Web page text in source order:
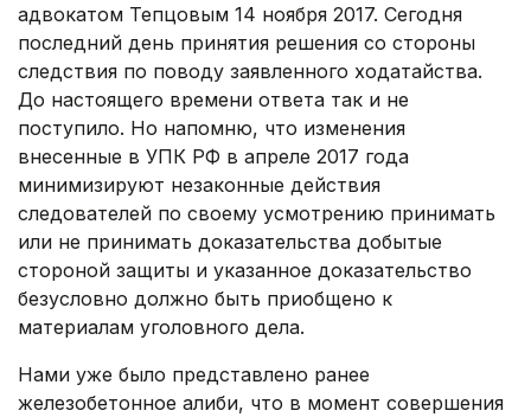
адвокатом Тепцовым 14 ноября 2017. Сегодня
последний день принятия решения со стороны
следствия по поводу заявленного ходатайства.
До настоящего времени ответа так и не
поступило. Но напомню, что изменения
внесенные в УПК РФ в апреле 2017 года
минимизируют незаконные действия
следователей по своему усмотрению принимать
или не принимать доказательства добытые
стороной защиты и указанное доказательство
безусловно должно быть приобщено к
материалам уголовного дела.
Нами уже было представлено ранее
железобетонное алиби, что в момент совершения